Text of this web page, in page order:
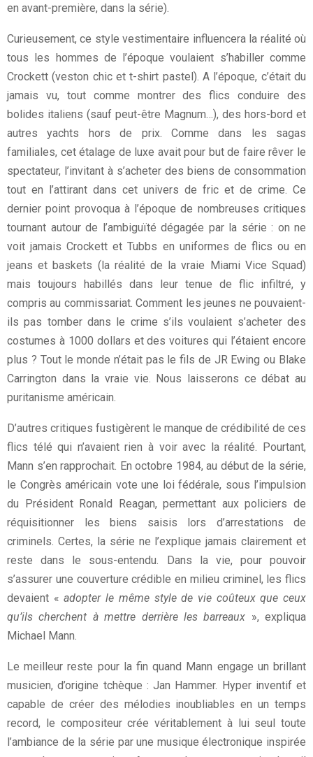
en avant-première, dans la série).
Curieusement, ce style vestimentaire influencera la réalité où
tous les hommes de l’époque voulaient s’habiller comme
Crockett (veston chic et t-shirt pastel). A l’époque, c’était du
jamais vu, tout comme montrer des flics conduire des
bolides italiens (sauf peut-être Magnum…), des hors-bord et
autres yachts hors de prix. Comme dans les sagas
familiales, cet étalage de luxe avait pour but de faire rêver le
spectateur, l’invitant à s’acheter des biens de consommation
tout en l’attirant dans cet univers de fric et de crime. Ce
dernier point provoqua à l’époque de nombreuses critiques
tournant autour de l’ambiguïté dégagée par la série : on ne
voit jamais Crockett et Tubbs en uniformes de flics ou en
jeans et baskets (la réalité de la vraie Miami Vice Squad)
mais toujours habillés dans leur tenue de flic infiltré, y
compris au commissariat. Comment les jeunes ne pouvaient-
ils pas tomber dans le crime s’ils voulaient s’acheter des
costumes à 1000 dollars et des voitures qui l’étaient encore
plus ? Tout le monde n’était pas le fils de JR Ewing ou Blake
Carrington dans la vraie vie. Nous laisserons ce débat au
puritanisme américain.
D’autres critiques fustigèrent le manque de crédibilité de ces
flics télé qui n’avaient rien à voir avec la réalité. Pourtant,
Mann s’en rapprochait. En octobre 1984, au début de la série,
le Congrès américain vote une loi fédérale, sous l’impulsion
du Président Ronald Reagan, permettant aux policiers de
réquisitionner les biens saisis lors d’arrestations de
criminels. Certes, la série ne l’explique jamais clairement et
reste dans le sous-entendu. Dans la vie, pour pouvoir
s’assurer une couverture crédible en milieu criminel, les flics
devaient «adopter le même style de vie coûteux que ceux
qu’ils cherchent à mettre derrière les barreaux », expliqua
Michael Mann.
Le meilleur reste pour la fin quand Mann engage un brillant
musicien, d’origine tchèque : Jan Hammer. Hyper inventif et
capable de créer des mélodies inoubliables en un temps
record, le compositeur crée véritablement à lui seul toute
l’ambiance de la série par une musique électronique inspirée